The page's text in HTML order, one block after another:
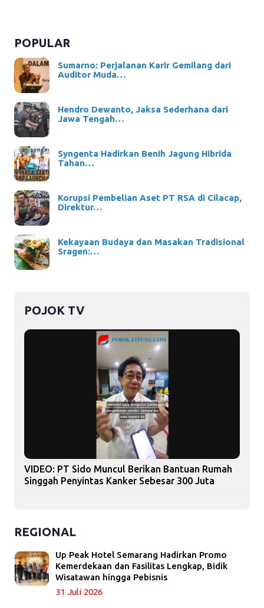
POPULAR
Sumarno: Perjalanan Karir Gemilang dari
Auditor Muda…
Hendro Dewanto, Jaksa Sederhana dari
Jawa Tengah…
Syngenta Hadirkan Benih Jagung Hibrida
Tahan…
Korupsi Pembelian Aset PT RSA di Cilacap,
Direktur…
Kekayaan Budaya dan Masakan Tradisional
Sragen:…
POJOK TV
VIDEO: PT Sido Muncul Berikan Bantuan Rumah
Singgah Penyintas Kanker Sebesar 300 Juta
REGIONAL
Up Peak Hotel Semarang Hadirkan Promo
Kemerdekaan dan Fasilitas Lengkap, Bidik
Wisatawan hingga Pebisnis
31 Juli 2026